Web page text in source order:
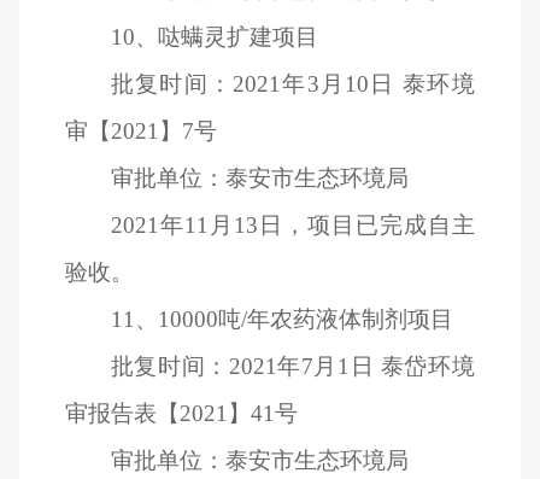
10、哒螨灵扩建项目
批复时间：2021年3月10日 泰环境
审【2021】7号
审批单位：泰安市生态环境局
2021 年11月13日，项目已完成自主
验收。
11 、10000吨/年农药液体制剂项目
批复时间：2021年7月1日 泰岱环境
审报告表【2021】41号
审批单位：泰安市生态环境局